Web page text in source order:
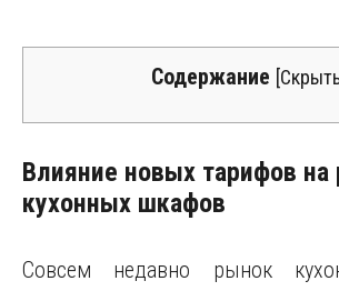
Содержание [
Влияние новых тарифов
кухонных шкафов
Совсем недавно рынок